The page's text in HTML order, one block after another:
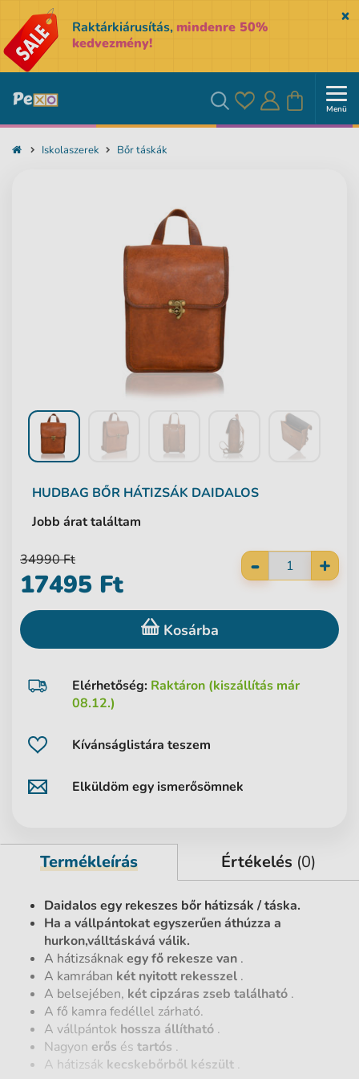
Raktárkiárusítás, mindenre 50%
kedvezmény!
Keresés
Kedvencek
Bejelentkezés
Kosár Menü
Iskolaszerek Bőr táskák
HUDBAG BŐR HÁTIZSÁK DAIDALOS
Jobb árat találtam
Kívánságlistára teszem
Elküldöm egy ismerősömnek
Elérhetőség: Raktáron (kiszállítás már
08.12.)
- +
34990 Ft
17495 Ft
Kosárba
Termékleírás Értékelés (0)
Daidalos egy rekeszes bőr hátizsák / táska.
Ha a vállpántokat egyszerűen áthúzza a
hurkon,válltáskává válik.
A hátizsáknakegy fő rekesze van .
A kamrában két nyitott rekesszel .
A belsejében, két cipzáras zseb található .
A fő kamra fedéllel zárható.
A vállpántok hossza állítható .
Nagyon erős és tartós .
A hátizsák kecskebőrből készült .